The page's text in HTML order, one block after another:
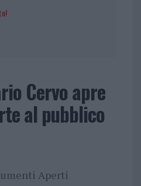
Cervo apre
al pubblico
Aperti